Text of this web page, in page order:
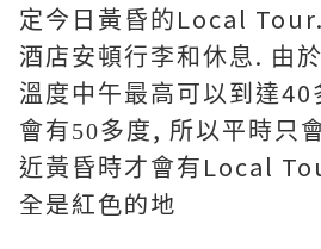
定今日黃昏的 Local Tour.
酒店安頓行李和休息. 由於
溫度中午最高可以到達40
會有50多度, 所以平時只
近黃昏時才會有 Local
全是紅色的地